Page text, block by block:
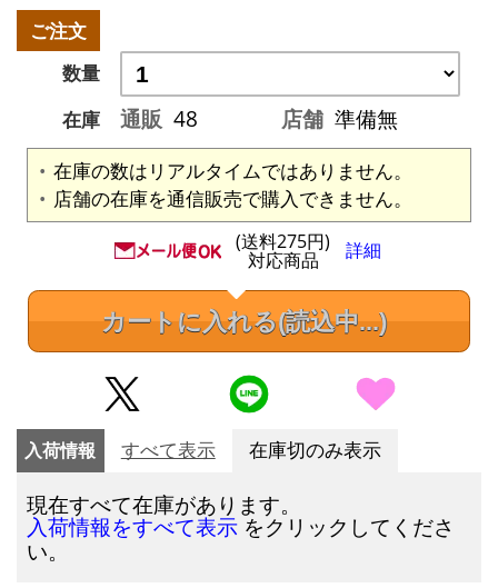
ご注文
数量
在庫
通販 48 店舗 準備無
在庫の数はリアルタイムではありません。
店舗の在庫を通信販売で購入できません。
(送料275円)
対応商品 詳細
カートに入れる(読込中...)
入荷情報 すべて表示 在庫切のみ表示
現在すべて在庫があります。
入荷情報をすべて表示 をクリックしてくださ
い。